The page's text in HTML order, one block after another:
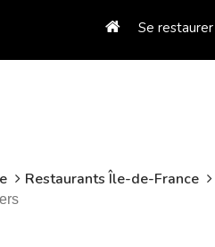
Se restaurer
Restaurants Île-de-France